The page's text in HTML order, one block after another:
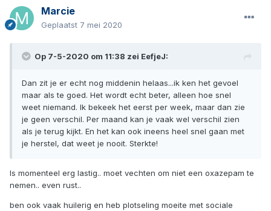
Marcie
Geplaatst 7 mei 2020
Op 7-5-2020 om 11:38 zei EefjeJ:
Dan zit je er echt nog middenin helaas...ik ken het gevoel
maar als te goed. Het wordt echt beter, alleen hoe snel
weet niemand. Ik bekeek het eerst per week, maar dan zie
je geen verschil. Per maand kan je vaak wel verschil zien
als je terug kijkt. En het kan ook ineens heel snel gaan met
je herstel, dat weet je nooit. Sterkte!
Is momenteel erg lastig.. moet vechten om niet een oxazepam te
nemen.. even rust..
ben ook vaak huilerig en heb plotseling moeite met sociale